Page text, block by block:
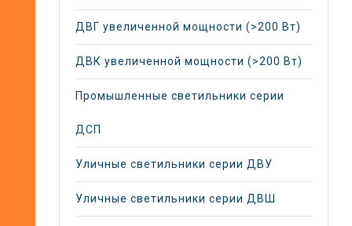
ДВГ увеличенной мощности (>200 Вт)
ДВК увеличенной мощности (>200 Вт)
Промышленные светильники серии
ДСП
Уличные светильники серии ДВУ
Уличные светильники серии ДВШ